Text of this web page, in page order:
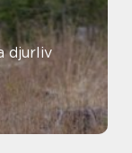
djurliv